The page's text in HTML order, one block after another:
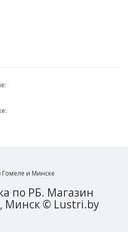
Гомеле и Минске
по РБ. Магазин
Минск © Lustri.by